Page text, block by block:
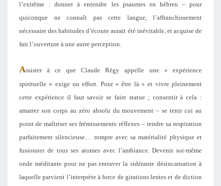
l’extrême : donner à entendre les psaumes en hébreu – pour
quiconque ne connaît pas cette langue, l’affranchissement
nécessaire des habitudes d’écoute aurait été inévitable, et acquise de
fait l’ouverture à une autre perception.
Assister à ce que Claude Régy appelle une « expérience
spirituelle » exige un effort. Pour « être là » et vivre pleinement
cette expérience il faut savoir se faire statue ; consentir à cela :
amarrer son corps au zéro absolu du mouvement – se tenir coi au
point de maîtriser ses frémissements réflexes – rendre sa respiration
parfaitement silencieuse… rompre avec sa matérialité physique et
fusionner de tous ses atomes avec l’ambiance. Devenir soi-même
onde méditante pour ne pas entraver la sidérante désincarnation à
laquelle parvient l’interprète à force de girations lentes et de diction